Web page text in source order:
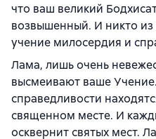
что ваш великий
возвышенный. И никто из
учение милосердия и
Лама, лишь очень
высмеивают ваше
справедливости
священном месте. И
осквернит святых мест.